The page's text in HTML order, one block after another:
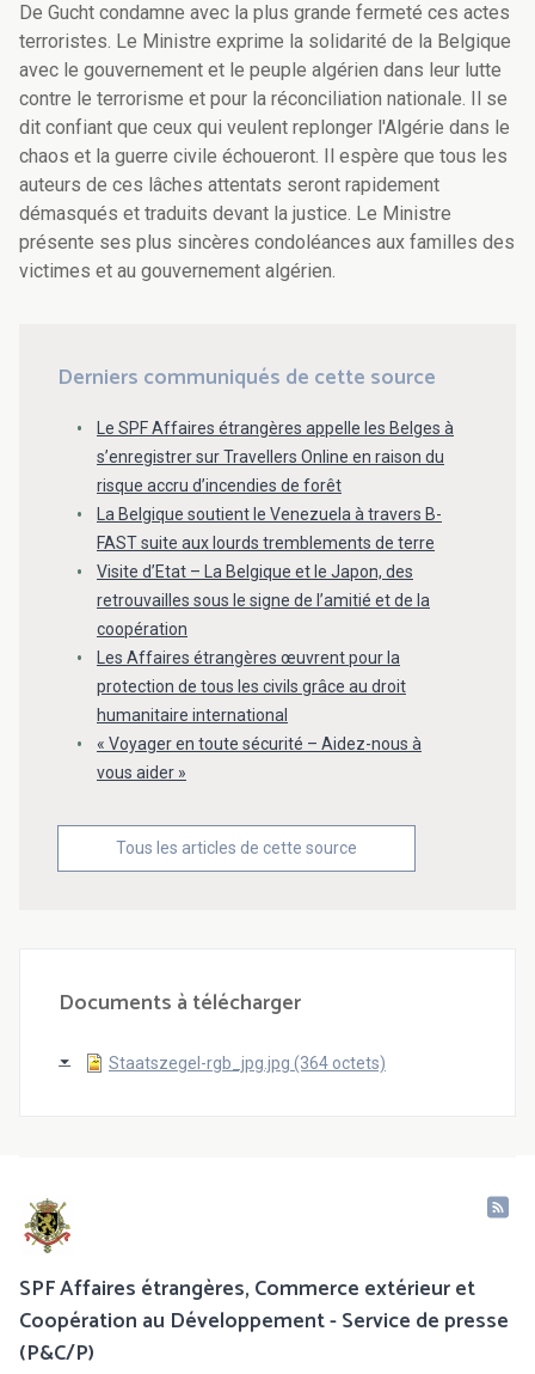
De Gucht condamne avec la plus grande fermeté ces actes
terroristes. Le Ministre exprime la solidarité de la Belgique
avec le gouvernement et le peuple algérien dans leur lutte
contre le terrorisme et pour la réconciliation nationale. Il se
dit confiant que ceux qui veulent replonger l'Algérie dans le
chaos et la guerre civile échoueront. Il espère que tous les
auteurs de ces lâches attentats seront rapidement
démasqués et traduits devant la justice. Le Ministre
présente ses plus sincères condoléances aux familles des
victimes et au gouvernement algérien.
Derniers communiqués de cette source
Le SPF Affaires étrangères appelle les Belges à
s’enregistrer sur Travellers Online en raison du
risque accru d’incendies de forêt
La Belgique soutient le Venezuela à travers B-
FAST suite aux lourds tremblements de terre
Visite d’Etat – La Belgique et le Japon, des
retrouvailles sous le signe de l’amitié et de la
coopération
Les Affaires étrangères œuvrent pour la
protection de tous les civils grâce au droit
humanitaire international
« Voyager en toute sécurité – Aidez-nous à
vous aider »
Tous les articles de cette source
Documents à télécharger
Staatszegel-rgb_jpg.jpg (364 octets)
SPF Affaires étrangères, Commerce extérieur et
Coopération au Développement - Service de presse
(P&C/P)